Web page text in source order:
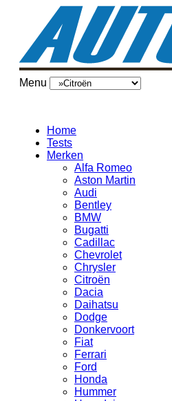
Menu
Home
Tests
Merken
Alfa Romeo
Aston Martin
Audi
Bentley
BMW
Bugatti
Cadillac
Chevrolet
Chrysler
Citroën
Dacia
Daihatsu
Dodge
Donkervoort
Fiat
Ferrari
Ford
Honda
Hummer